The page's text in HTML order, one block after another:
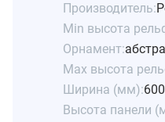
Производитель:
Min высота
Орнамент:
Max высота
Ширина (мм):600
Высота панели